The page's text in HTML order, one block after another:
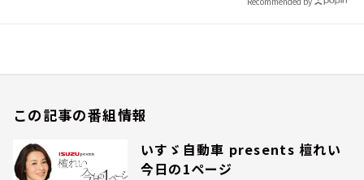
この記事の番組情報
いすゞ自動車 presents 檀れい
今日の1ページ